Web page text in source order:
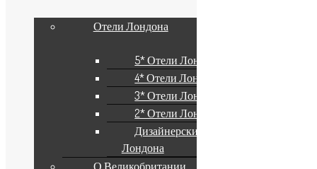
Отели Лондона
5* Отели Лондона
4* Отели Лондона
3* Отели Лондона
2* Отели Лондона
Дизайнерские Отели
Лондона
О Великобритании